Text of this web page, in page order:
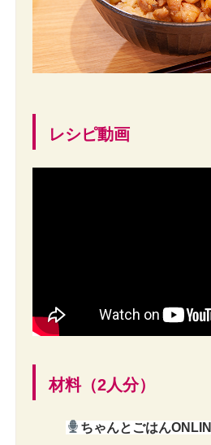
レシピ動画
材料（2人分）
ちゃんとごはん